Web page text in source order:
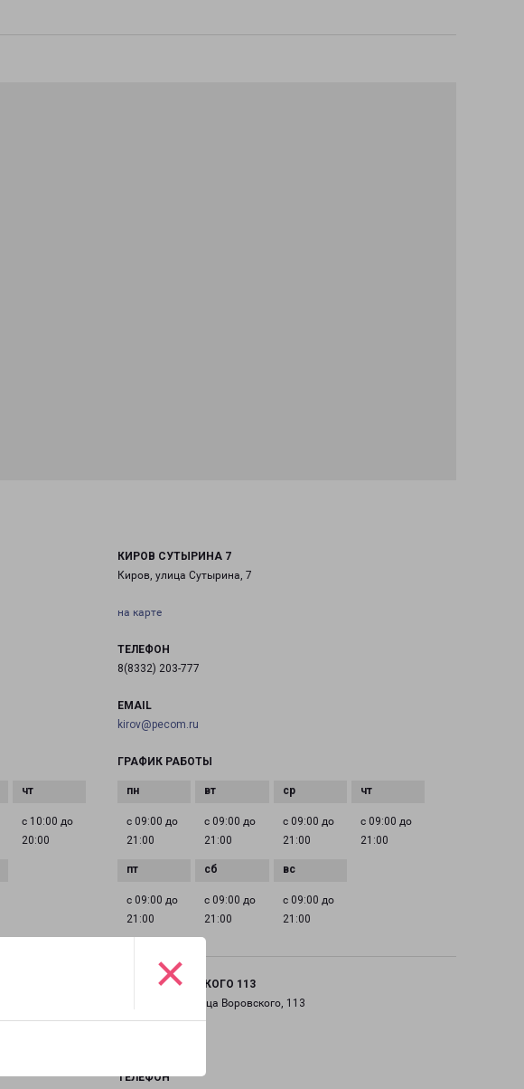
×
с 10:00 до
20:00
КИРОВ СУТЫРИНА 7
Киров, улица Сутырина, 7
на карте
ТЕЛЕФОН
8(8332) 203-777
EMAIL
kirov@pecom.ru
ГРАФИК РАБОТЫ
с 09:00 до
21:00
с 09:00 до
21:00
с 09:00 до
21:00
с 09:00 до
21:00
с 09:00 до
21:00
с 09:00 до
21:00
с 09:00 до
21:00
КИРОВ ВОРОВСКОГО 113
город Киров, улица Воровского, 113
ТЕЛЕФОН